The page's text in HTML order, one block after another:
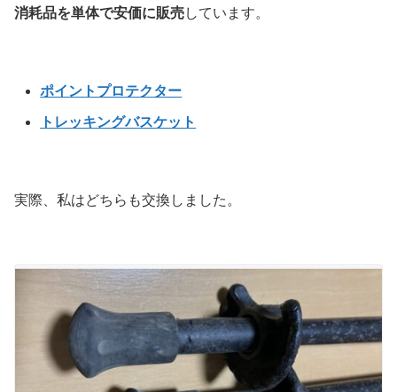
消耗品を単体で安価に販売しています。
ポイントプロテクター
トレッキングバスケット
実際、私はどちらも交換しました。